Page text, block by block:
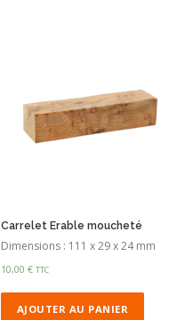
Carrelet Erable moucheté
Dimensions : 111 x 29 x 24 mm
10,00€ TTC
AJOUTER AU PANIER